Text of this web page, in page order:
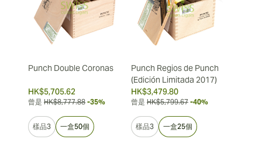
Punch Double Coronas
HK$5,705.62
曾是 HK$8,777.88 -35%
樣品3 一盒50個
Punch Regios de Punch
(Edición Limitada 2017)
HK$3,479.80
曾是 HK$5,799.67 -40%
樣品3 一盒25個